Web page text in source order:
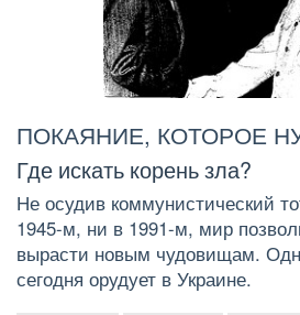
ПОКАЯНИЕ, КОТОРОЕ
Где искать корень зла?
Не осудив коммунистический
1945-м, ни в 1991-м, мир
вырасти новым чудовищам.
сегодня орудует в Украине.